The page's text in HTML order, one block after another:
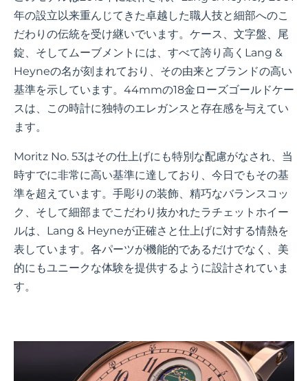
年の設立以来重んじてきた卓越した職人技と細部へのこ
だわりの伝統を受け継いでいます。ケース、文字盤、尾
錠、そしてムーブメントには、すべて誇り高くLang &
Heyneの名が刻まれており、その由来とブランドの高い
基準を示しています。44mmの18金ローズゴールドケー
スは、この時計に独特のエレガンスと存在感を与えてい
ます。
Moritz No. 53はその仕上げにも特別な配慮がなされ、当
時すでに非常に高い基準に達しており、今日でもその基
準を超えています。手彫りの装飾、精巧なバランスコッ
ク、そして細部までこだわり抜かれたラチェットホイー
ルは、Lang & Heyneが正確さと仕上げに対する情熱を
表しています。各パーツが機能的であるだけでなく、美
的にもユニークな体験を提供するように設計されていま
す。